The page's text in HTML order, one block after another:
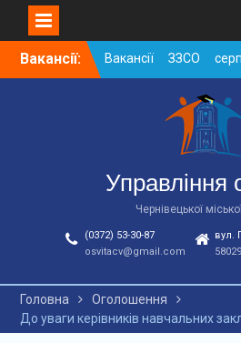
SkipВакансії:
Вакансії ЗЗСО
2026
Вакансії ЗЗСО
Вакансії у ЗДО
дошкільних
ЗЗСО станом
01.08.2026 р.
Управління
Чернівецької
(0372) 53-30-87
osvitacv@gmail.com
вул.
Головна
Оголошення
До уваги керівників навчальних